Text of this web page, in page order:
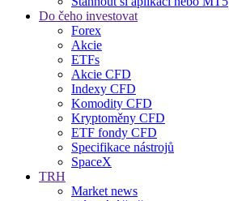
Do čeho investovat
Forex
Akcie
ETFs
Akcie CFD
Indexy CFD
Komodity CFD
Kryptoměny CFD
ETF fondy CFD
Specifikace nástrojů
SpaceX
TRH
Market news